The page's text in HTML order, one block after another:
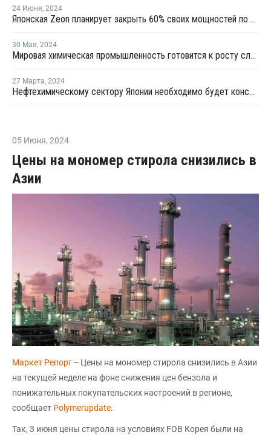
24 Июня, 2024
Японская Zeon планирует закрыть 60% своих мощностей по производству эластомеров в Токуяме
30 Мая, 2024
Мировая химическая промышленность готовится к росту слияний и поглощений в Японии и Индии в 2024 году
27 Марта, 2024
Нефтехимическому сектору Японии необходимо будет консолидироваться
05 Июня, 2024
Цены на мономер стирола снизились в
Азии
Маркет Репорт-- Цены на мономер стирола снизились в Азии
на текущей неделе на фоне снижения цен бензола и
понижательных покупательских настроений в регионе,
сообщает Polymerupdate.
Так, 3 июня цены стирола на условиях FOB Корея были на